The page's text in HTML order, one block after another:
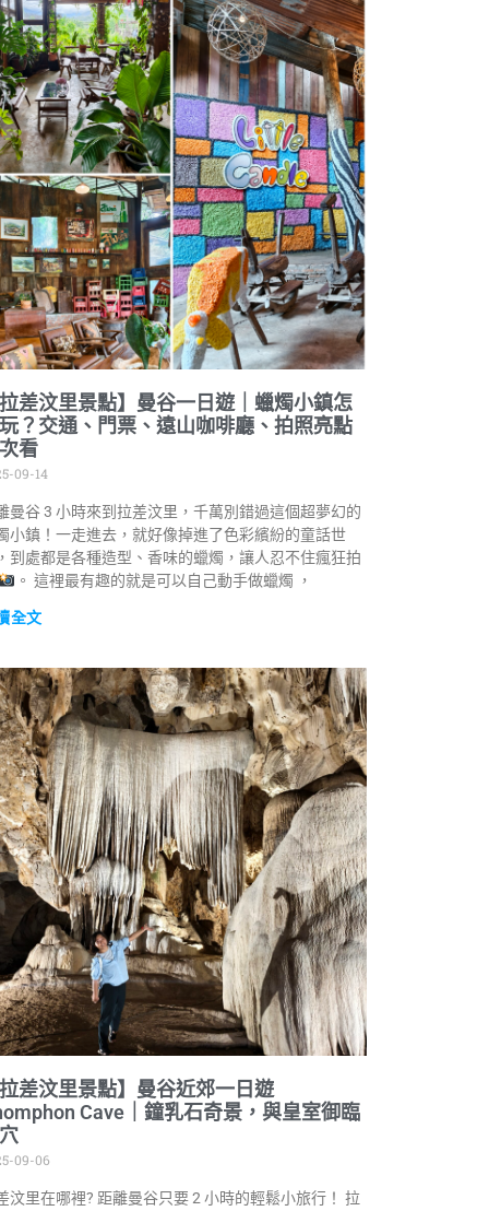
差汶里景點】曼谷一日遊｜蠟燭小鎮怎
？交通、門票、遠山咖啡廳、拍照亮點
看
09-14
曼谷 3 小時來到拉差汶里，千萬別錯過這個超夢幻的
小鎮！一走進去，就好像掉進了色彩繽紛的童話世
到處都是各種造型、香味的蠟燭，讓人忍不住瘋狂拍
。 這裡最有趣的就是可以自己動手做蠟燭 ，
全文
差汶里景點】曼谷近郊一日遊
Cave｜鐘乳石奇景，與皇室御臨
09-06
汶里在哪裡? 距離曼谷只要 2 小時的輕鬆小旅行！ 拉